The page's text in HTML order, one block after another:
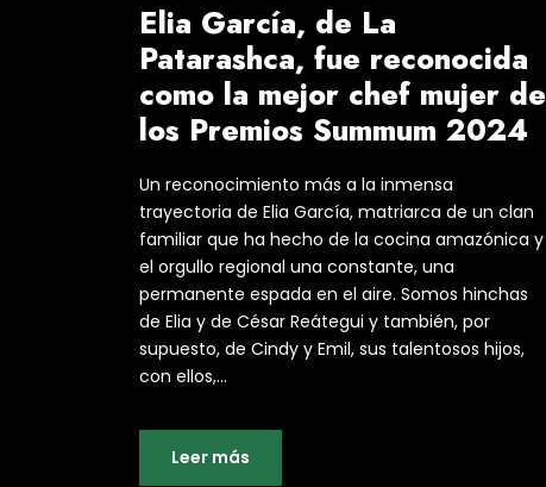
Elia García, de La
Patarashca, fue reconocida
como la mejor chef mujer de
los Premios Summum 2024
Un reconocimiento más a la inmensa
trayectoria de Elia García, matriarca de un clan
familiar que ha hecho de la cocina amazónica y
el orgullo regional una constante, una
permanente espada en el aire. Somos hinchas
de Elia y de César Reátegui y también, por
supuesto, de Cindy y Emil, sus talentosos hijos,
con ellos,...
Leer más